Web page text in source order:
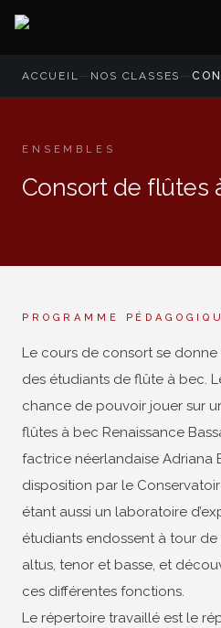
ACCUEIL — NOS CLASSES —
ENSEMBLES
Consort de flûtes
PROGRAMME
Le cours de consort se
des étudiants de flûte à bec.
chance de pouvoir jouer sur
flûtes à bec Renaissance
factrice néerlandaise Adriana
disposition par le
étant aussi un laboratoire
étudiants endossent à tour
altus, tenor et basse, et
ces différentes fonctions.
Le répertoire travaillé est le